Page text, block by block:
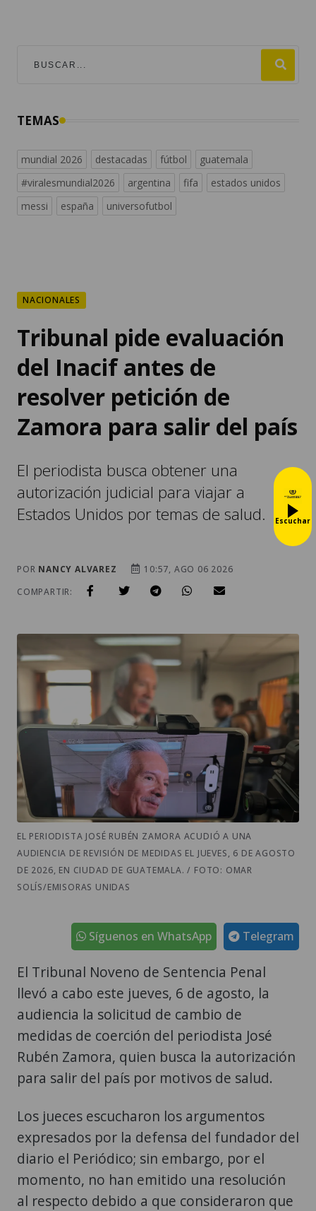
TEMAS
mundial 2026 destacadas fútbol
guatemala
#viralesmundial2026
argentina fifa
estados unidos
messi
españa universofutbol
NACIONALES
Tribunal pide evaluación
del Inacif antes de
resolver petición de
Zamora para salir del país
El periodista busca obtener una
autorización judicial para viajar a
Estados Unidos por temas de salud.
POR NANCY ALVAREZ
10:57, AGO 06 2026
COMPARTIR:
EL PERIODISTA JOSÉ RUBÉN ZAMORA ACUDIÓ A UNA
AUDIENCIA DE REVISIÓN DE MEDIDAS EL JUEVES, 6 DE AGOSTO
DE 2026, EN CIUDAD DE GUATEMALA. / FOTO: OMAR
SOLÍS/EMISORAS UNIDAS
Telegram
Síguenos en WhatsApp
El Tribunal Noveno de Sentencia Penal
llevó a cabo este jueves, 6 de agosto, la
audiencia la solicitud de cambio de
medidas de coerción del periodista José
Rubén Zamora, quien busca la autorización
para salir del país por motivos de salud.
Los jueces escucharon los argumentos
expresados por la defensa del fundador del
diario el Periódico; sin embargo, por el
momento, no han emitido una resolución
al respecto debido a que consideraron que
Escuchar